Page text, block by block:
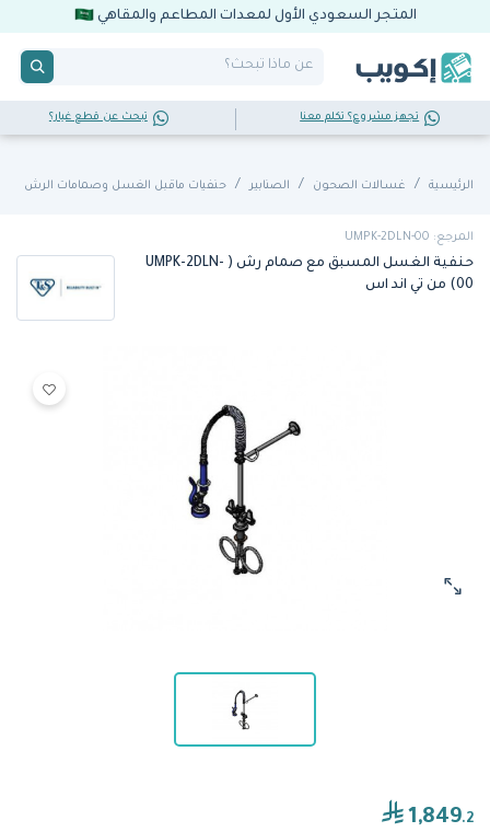
المتجر السعودي الأول لمعدات المطاعم والمقاهي
تجهز مشروع؟ تكلم معنا تبحث عن قطع غيار؟
الرئيسية غسـالات الصحون الصنابير حنفيات ماقبل الغسل وصمامات الرش
المرجع: UMPK-2DLN-00
حنفية الغسل المسبق مع صمام رش ( UMPK-2DLN-
00) من تي اند اس
1,849.2